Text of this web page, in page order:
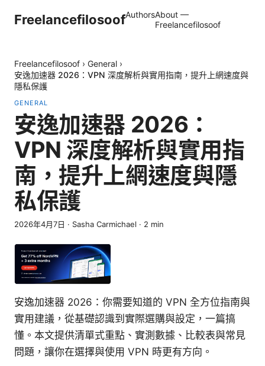
FreelancefilosoofAuthorsAbout —
Freelancefilosoof
Freelancefilosoof › General ›
安逸加速器 2026：VPN 深度解析與實用指南，提升上網速度與
隱私保護
GENERAL
安逸加速器 2026：
VPN 深度解析與實用指
南，提升上網速度與隱
私保護
2026年4月7日 · Sasha Carmichael · 2 min
安逸加速器 2026：你需要知道的 VPN 全方位指南與
實用建議，從基礎認識到實際選購與設定，一篇搞
懂。本文提供清單式重點、實測數據、比較表與常見
問題，讓你在選擇與使用 VPN 時更有方向。